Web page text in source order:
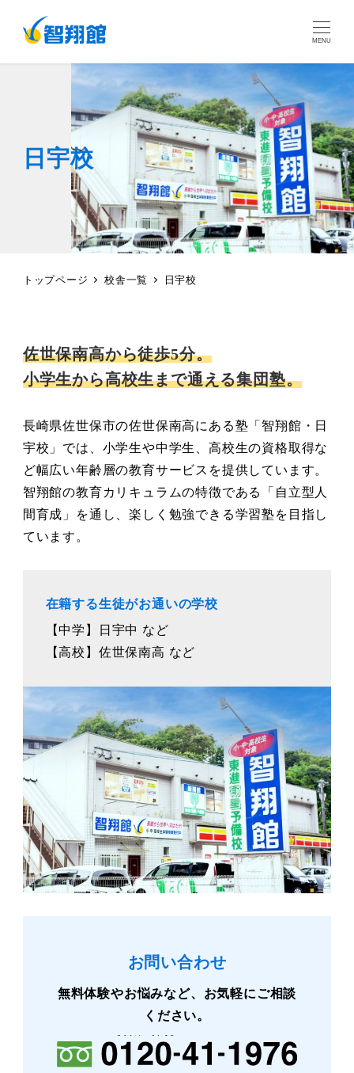
MENU
日宇校
トップページ 校舎一覧 日宇校
佐世保南高から徒歩5分。
小学生から高校生まで通える集団塾。
長崎県佐世保市の佐世保南高にある塾「智翔館・日
宇校」では、小学生や中学生、高校生の資格取得な
ど幅広い年齢層の教育サービスを提供しています。
智翔館の教育カリキュラムの特徴である「自立型人
間育成」を通し、楽しく勉強できる学習塾を目指し
ています。
在籍する生徒がお通いの学校
【中学】日宇中 など
【高校】佐世保南高 など
お問い合わせ
無料体験やお悩みなど、お気軽にご相談
ください。